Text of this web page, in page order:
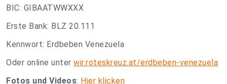
BIC: GIBAATWWXXX
Erste Bank: BLZ 20.111
Kennwort: Erdbeben Venezuela
Oder online unter wir.roteskreuz.at/erdbeben-venezuela
Fotos und Videos: Hier klicken